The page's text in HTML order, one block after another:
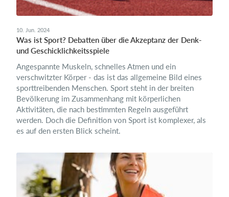
10. Jun. 2024
Was ist Sport? Debatten über die Akzeptanz der Denk-
und Geschicklichkeitsspiele
Angespannte Muskeln, schnelles Atmen und ein
verschwitzter Körper - das ist das allgemeine Bild eines
sporttreibenden Menschen. Sport steht in der breiten
Bevölkerung im Zusammenhang mit körperlichen
Aktivitäten, die nach bestimmten Regeln ausgeführt
werden. Doch die Definition von Sport ist komplexer, als
es auf den ersten Blick scheint.